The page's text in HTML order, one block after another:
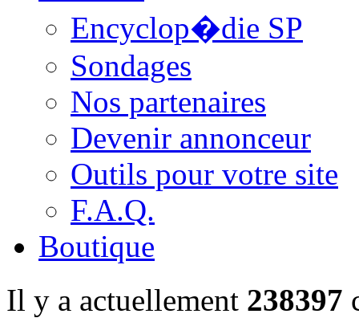
Encyclop�die SP
Sondages
Nos partenaires
Devenir annonceur
Outils pour votre site
F.A.Q.
Boutique
Il y a actuellement 238397